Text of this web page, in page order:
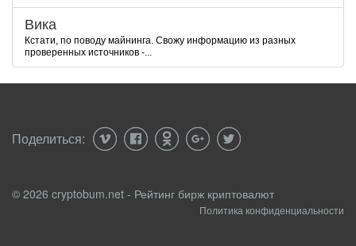
Вика
Кстати, по поводу майнинга. Свожу информацию из разных
проверенных источников -...
Поделиться:
© 2026 cryptobum.net - Рейтинг бирж криптовалют
Политика конфиденциальности